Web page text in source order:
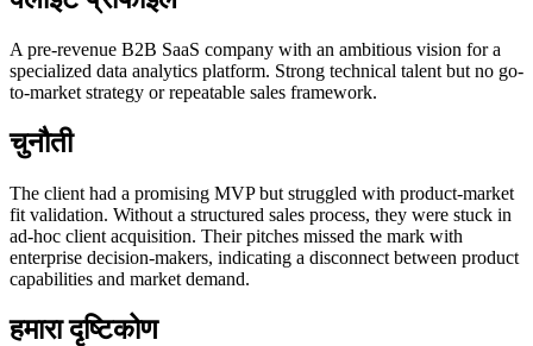
A pre-revenue B2B SaaS company with an ambitious vision for a
specialized data analytics platform. Strong technical talent but no go-
to-market strategy or repeatable sales framework.
चुनौती
The client had a promising MVP but struggled with product-market
fit validation. Without a structured sales process, they were stuck in
ad-hoc client acquisition. Their pitches missed the mark with
enterprise decision-makers, indicating a disconnect between product
capabilities and market demand.
हमारा दृष्टिकोण